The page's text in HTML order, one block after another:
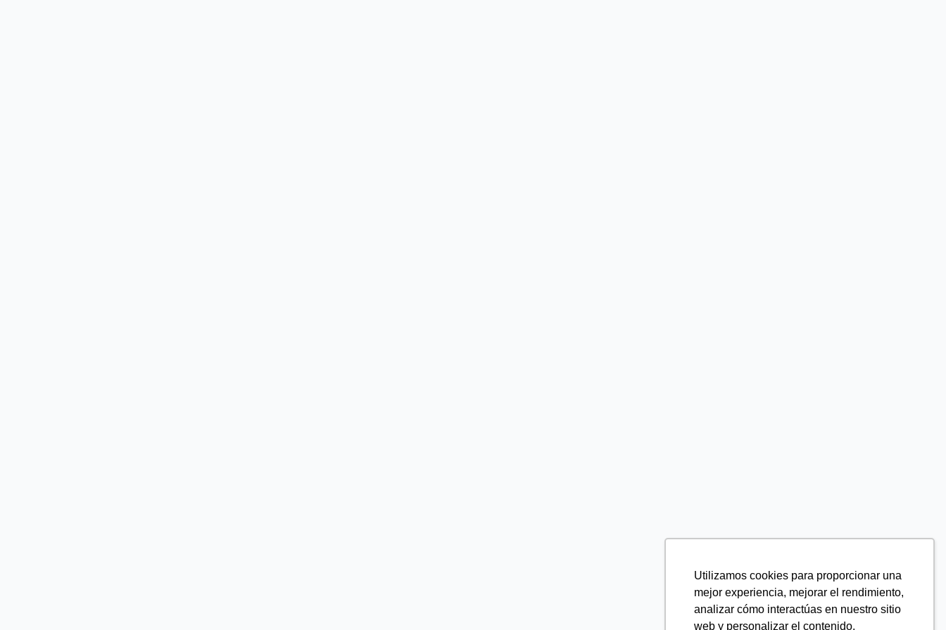
Utilizamos cookies para proporcionar una
mejor experiencia, mejorar el rendimiento,
analizar cómo interactúas en nuestro sitio
web y personalizar el contenido.